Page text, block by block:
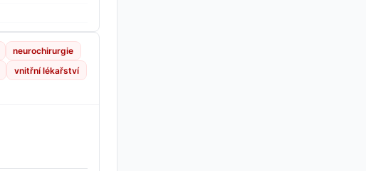
neurochirurgie
vnitřní lékařství